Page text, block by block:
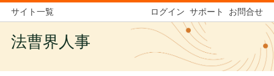
サイト一覧 ログイン サポート お問合せ
法曹界人事